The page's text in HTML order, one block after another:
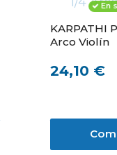
En
KARPATHI
Arco Violín
24,10 €